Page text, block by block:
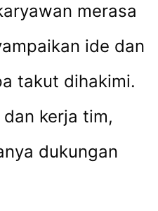
merasa
ide dan
takut dihakimi.
kerja tim,
dukungan